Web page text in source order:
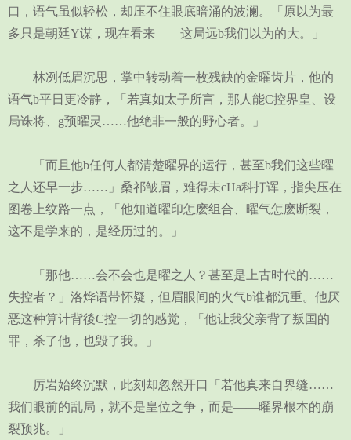
口，语气虽似轻松，却压不住眼底暗涌的波澜。「原以为最
多只是朝廷Y谋，现在看来——这局远b我们以为的大。」
林冽低眉沉思，掌中转动着一枚残缺的金曜齿片，他的
语气b平日更冷静，「若真如太子所言，那人能C控界皇、设
局诛将、g预曜灵……他绝非一般的野心者。」
「而且他b任何人都清楚曜界的运行，甚至b我们这些曜
之人还早一步……」桑祁皱眉，难得未cHa科打诨，指尖压在
图卷上纹路一点，「他知道曜印怎麽组合、曜气怎麽断裂，
这不是学来的，是经历过的。」
「那他……会不会也是曜之人？甚至是上古时代的……
失控者？」洛烨语带怀疑，但眉眼间的火气b谁都沉重。他厌
恶这种算计背後C控一切的感觉，「他让我父亲背了叛国的
罪，杀了他，也毁了我。」
厉岩始终沉默，此刻却忽然开口「若他真来自界缝……
我们眼前的乱局，就不是皇位之争，而是——曜界根本的崩
裂预兆。」